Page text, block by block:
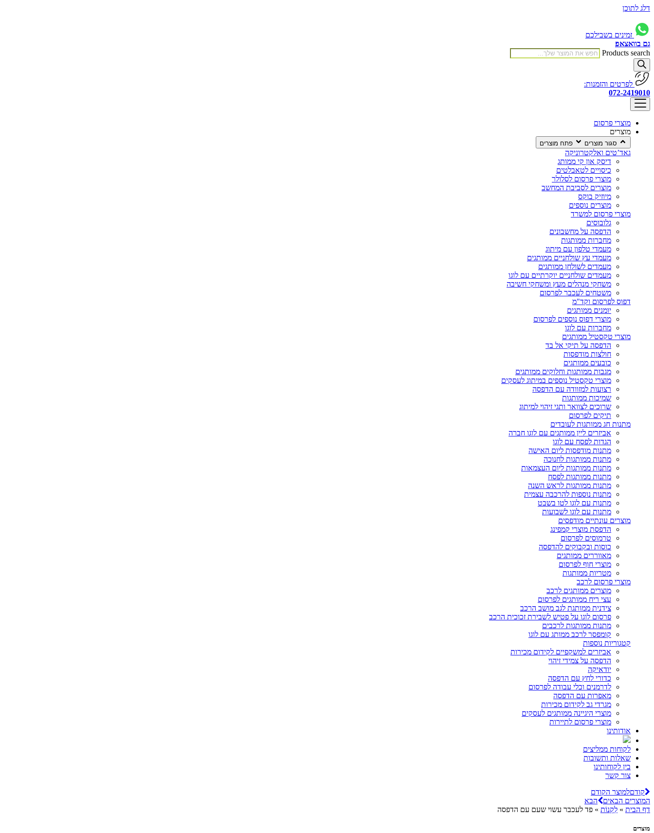
דלג לתוכן
זמינים בשבילכם
גם בוואצאפ
Products search
לפרטים והזמנות:
072-2419010
מוצרי פרסום
מוצרים
סגור מוצרים פתח מוצרים
גאד’טים ואלקטרוניקה
דיסק און קי ממותג
כיסויים לטאבלטים
מוצרי פרסום לסלולר
מוצרים לסביבת המחשב
מיוזיק בוקס
מוצרים נוספים
מוצרי פרסום למשרד
גלובוסים
הדפסה על מחשבונים
מחברות ממותגות
מעמדי טלפון עם מיתוג
מעמדי עץ שולחניים ממותגים
מעמדים לשולחן ממותגים
מעמדים שולחניים יוקרתיים עם לוגו
משחקי מנהלים מעץ ומשחקי חשיבה
משטחים לעכבר לפרסום
דפוס לפרסום וקד"מ
יומנים ממותגים
מוצרי דפוס נוספים לפרסום
מחברות עם לוגו
מוצרי טקסטיל ממותגים
הדפסה על תיקי אל בד
חולצות מודפסות
כובעים ממותגים
מגבות ממותגות וחלוקים ממותגים
מוצרי טקסטיל נוספים במיתוג לעסקים
רצועות למזוודה עם הדפסה
שמיכות ממותגות
שרוכים לצוואר ותגי זיהוי למיתוג
תיקים לפרסום
מתנות חג ממותגות לעובדים
אביזרים ליין ממותגים עם לוגו חברה
הגדות לפסח עם לוגו
מתנות מודפסות ליום האישה
מתנות ממותגות לחנוכה
מתנות ממותגות ליום העצמאות
מתנות ממותגות לפסח
מתנות ממותגות לראש השנה
מתנות נוספות להרכבה עצמית
מתנות עם לוגו לטו בשבט
מתנות עם לוגו לשבועות
מוצרים עונתיים מודפסים
הדפסת מוצרי קמפינג
טרמוסים לפרסום
כוסות ובקבוקים להדפסה
מאווררים ממותגים
מוצרי חוף לפרסום
מטריות ממותגות
מוצרי פרסום לרכב
מוצרים ממותגים לרכב
עצי ריח ממותגים לפרסום
צידנית ממותגת לגב מושב הרכב
פרסום לוגו על פטיש לשבירת זכוכית הרכב
מתנות ממותגות לרכבים
קומפסר לרכב ממותג עם לוגו
קטגוריות נוספות
אביזרים למשקפיים לקידום מכירות
הדפסה על צמידי זיהוי
יודאיקה
כדורי לחץ עם הדפסה
לדרמנים וכלי עבודה לפרסום
מאפרות עם הדפסה
מגרדי גב לקידום מכירות
מוצרי היגיינה ממותגים לעסקים
מוצרי פרסום לתיירות
אודותינו
לקוחות ממליצים
שאלות ותשובות
בין לקוחותינו
צור קשר
קודםלמוצר הקודם
המוצרים הבאים
הבא
דף הבית » לִקְנוֹת » פד לעכבר עשוי שעם עם הדפסה
מוצרים